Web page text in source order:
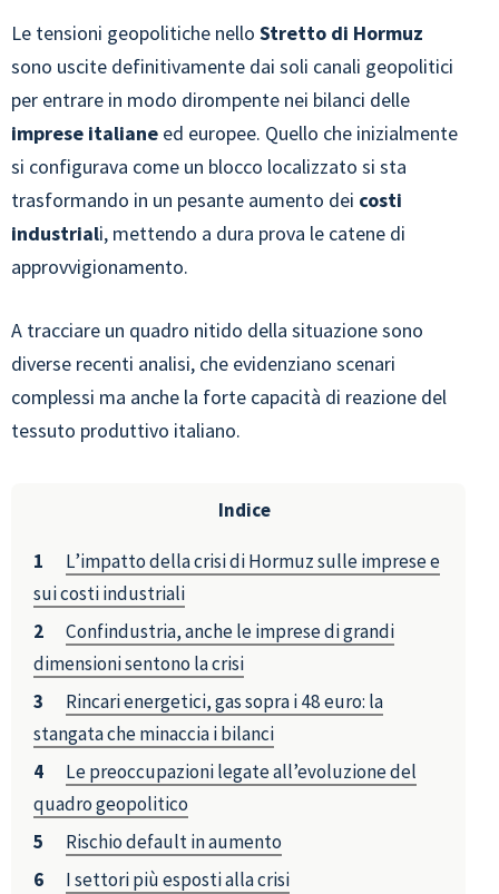
Le tensioni geopolitiche nello Stretto di Hormuz
sono uscite definitivamente dai soli canali geopolitici
per entrare in modo dirompente nei bilanci delle
imprese italiane ed europee. Quello che inizialmente
si configurava come un blocco localizzato si sta
trasformando in un pesante aumento dei costi
industriali, mettendo a dura prova le catene di
approvvigionamento.
A tracciare un quadro nitido della situazione sono
diverse recenti analisi, che evidenziano scenari
complessi ma anche la forte capacità di reazione del
tessuto produttivo italiano.
Indice
L’impatto della crisi di Hormuz sulle imprese e
sui costi industriali
Confindustria, anche le imprese di grandi
dimensioni sentono la crisi
Rincari energetici, gas sopra i 48 euro: la
stangata che minaccia i bilanci
Le preoccupazioni legate all’evoluzione del
quadro geopolitico
Rischio default in aumento
I settori più esposti alla crisi